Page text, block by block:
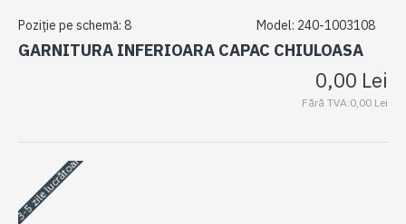
Poziție pe schemă: 8 Model: 240-1003108
GARNITURA INFERIOARA CAPAC CHIULOASA
0,00 Lei
Fără TVA:0,00 Lei
3-5 zile lucrătoare